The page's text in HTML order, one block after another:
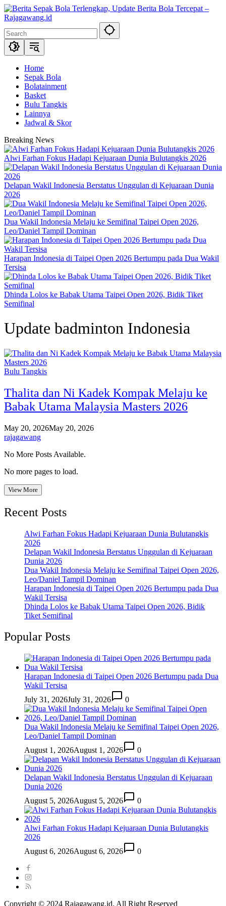
Skip
to
Home
Sepak Bola
Bolatainment
Basket
Bulu Tangkis
Lainnya
Jadwal & Skor
Breaking News
Alwi Farhan Fokus Hadapi Kejuaraan Dunia Bulutangkis 2026
Delapan Wakil Indonesia Berstatus Unggulan di Kejuaraan Dunia
2026
Dua Wakil Indonesia Melaju ke Semifinal Taipei Open 2026,
Leo/Daniel Tampil Dominan
Harapan Indonesia di Taipei Open 2026 Bertumpu pada Dua Wakil
Tersisa
Dhinda Lolos ke Babak Utama Taipei Open 2026, Bidik Tiket
Semifinal
Update badminton Indonesia
Bulu Tangkis
Thalita dan Ni Kadek Kompak Melaju ke
Babak Utama Malaysia Masters 2026
May 20, 2026May 20, 2026
rajagawang
No More Posts Available.
No more pages to load.
View More
Recent Posts
Alwi Farhan Fokus Hadapi Kejuaraan Dunia Bulutangkis
2026
Delapan Wakil Indonesia Berstatus Unggulan di Kejuaraan
Dunia 2026
Dua Wakil Indonesia Melaju ke Semifinal Taipei Open 2026,
Leo/Daniel Tampil Dominan
Harapan Indonesia di Taipei Open 2026 Bertumpu pada Dua
Wakil Tersisa
Dhinda Lolos ke Babak Utama Taipei Open 2026, Bidik
Tiket Semifinal
Popular Posts
Harapan Indonesia di Taipei Open 2026 Bertumpu pada Dua
Wakil Tersisa
July 31, 2026July 31, 2026 0
Dua Wakil Indonesia Melaju ke Semifinal Taipei Open 2026,
Leo/Daniel Tampil Dominan
August 1, 2026August 1, 2026 0
Delapan Wakil Indonesia Berstatus Unggulan di Kejuaraan
Dunia 2026
August 5, 2026August 5, 2026 0
Alwi Farhan Fokus Hadapi Kejuaraan Dunia Bulutangkis
2026
August 6, 2026August 6, 2026 0
Copyright © 2024 Rajagawang.id. All Right Reserved